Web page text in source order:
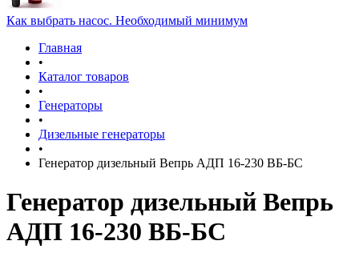
Как выбрать насос. Необходимый минимум
Главная
•
Каталог товаров
•
Генераторы
•
Дизельные генераторы
•
Генератор дизельный Вепрь АДП 16-230 ВБ-БС
Генератор дизельный Вепрь
АДП 16-230 ВБ-БС